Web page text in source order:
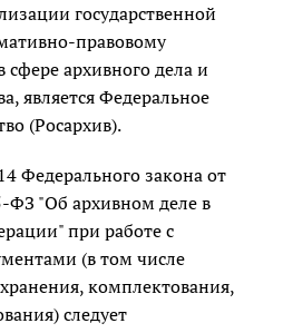
государственной
правовому
сфере архивного дела и
является Федеральное
(Росархив).
Федерального закона от
ФЗ "Об архивном деле в
при работе с
(в том числе
комплектования,
следует